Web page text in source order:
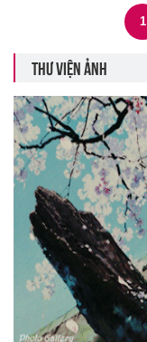
1
THƯ VIỆN ẢNH